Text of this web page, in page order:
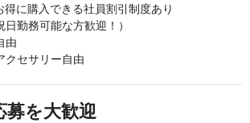
に購入できる社員割引制度あり
勤務可能な方歓迎！）
由
クセサリー自由
募を大歓迎